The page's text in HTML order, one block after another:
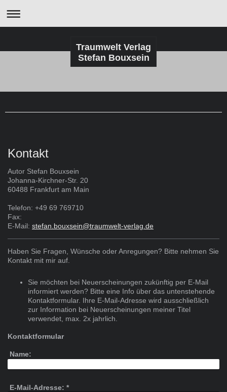
Traumwelt Verlag
Stefan Bouxsein
Kontakt
Autor Stefan Bouxsein
Johanna-Kirchner-Str. 20
60488 Frankfurt am Main
Telefon: +49 69 769710
Fax:
E-Mail: stefan.bouxsein@traumwelt-verlag.de
Haben Sie Fragen, Wünsche oder Anregungen? Bitte nehmen Sie
Kontakt mit mir auf.
Sie möchten bei Neuerscheinungen zukünftig per E-Mail
informiert werden? Bitte eine Info über das untenstehende
Kontaktformular. Ihre E-Mail-Adresse wird ausschließlich
zur Information bei Neuerscheinungen meiner Titel
verwendet, max. 2x jahrlich.
Kontaktformular
Name:
E-Mail-Adresse: *